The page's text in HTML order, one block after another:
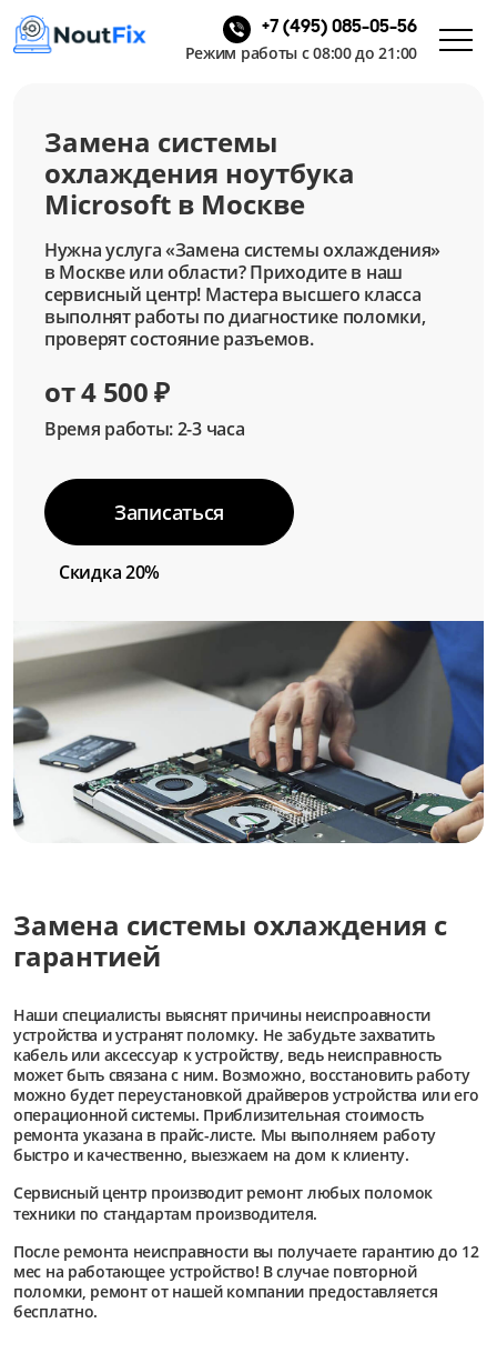
+7 (495) 085-05-56
Режим работы с 08:00 до 21:00
Замена системы
охлаждения ноутбука
Microsoft в Москве
Нужна услуга «Замена системы охлаждения»
в Москве или области? Приходите в наш
сервисный центр! Мастера высшего класса
выполнят работы по диагностике поломки,
проверят состояние разъемов.
от 4 500 ₽
Время работы: 2-3 часа
Записаться
Скидка 20%
Замена системы охлаждения с
гарантией
Наши специалисты выяснят причины неиспроавности
устройства и устранят поломку. Не забудьте захватить
кабель или аксессуар к устройству, ведь неисправность
может быть связана с ним. Возможно, восстановить работу
можно будет переустановкой драйверов устройства или его
операционной системы. Приблизительная стоимость
ремонта указана в прайс-листе. Мы выполняем работу
быстро и качественно, выезжаем на дом к клиенту.
Сервисный центр производит ремонт любых поломок
техники по стандартам производителя.
После ремонта неисправности вы получаете гарантию до 12
мес на работающее устройство! В случае повторной
поломки, ремонт от нашей компании предоставляется
бесплатно.